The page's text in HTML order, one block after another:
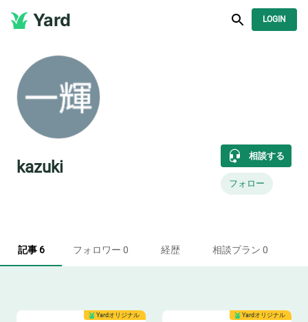
Yard LOGIN
kazuki
相談する
フォロー
記事 6 フォロワー 0 経歴 相談プラン 0
Yardオリジナル Yardオリジナル